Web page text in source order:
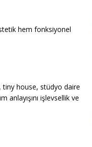
hem fonksiyonel
tiny house, stüdyo daire
işlevsellik ve